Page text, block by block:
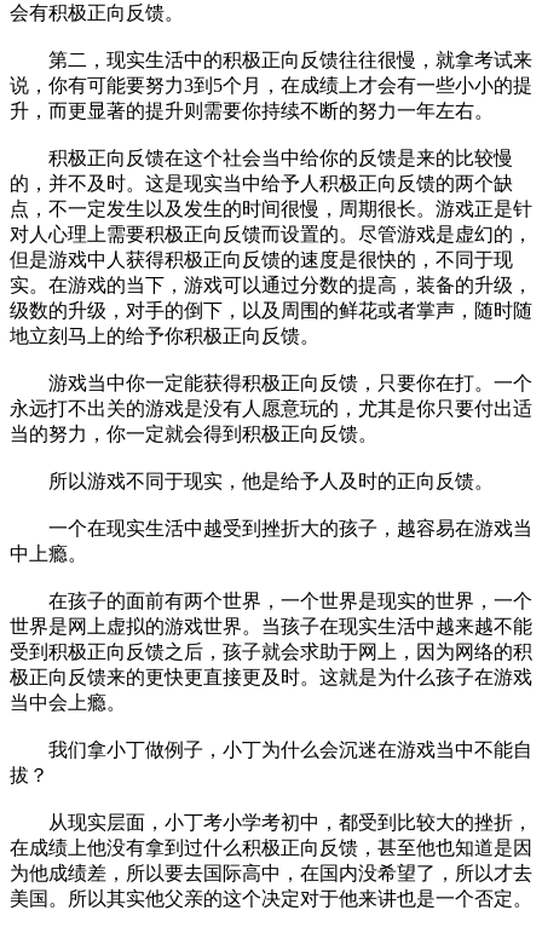
会有积极正向反馈。
第二，现实生活中的积极正向反馈往往很慢，就拿考试来
说，你有可能要努力3到5个月，在成绩上才会有一些小小的提
升，而更显著的提升则需要你持续不断的努力一年左右。
积极正向反馈在这个社会当中给你的反馈是来的比较慢
的，并不及时。这是现实当中给予人积极正向反馈的两个缺
点，不一定发生以及发生的时间很慢，周期很长。游戏正是针
对人心理上需要积极正向反馈而设置的。尽管游戏是虚幻的，
但是游戏中人获得积极正向反馈的速度是很快的，不同于现
实。在游戏的当下，游戏可以通过分数的提高，装备的升级，
级数的升级，对手的倒下，以及周围的鲜花或者掌声，随时随
地立刻马上的给予你积极正向反馈。
游戏当中你一定能获得积极正向反馈，只要你在打。一个
永远打不出关的游戏是没有人愿意玩的，尤其是你只要付出适
当的努力，你一定就会得到积极正向反馈。
所以游戏不同于现实，他是给予人及时的正向反馈。
一个在现实生活中越受到挫折大的孩子，越容易在游戏当
中上瘾。
在孩子的面前有两个世界，一个世界是现实的世界，一个
世界是网上虚拟的游戏世界。当孩子在现实生活中越来越不能
受到积极正向反馈之后，孩子就会求助于网上，因为网络的积
极正向反馈来的更快更直接更及时。这就是为什么孩子在游戏
当中会上瘾。
我们拿小丁做例子，小丁为什么会沉迷在游戏当中不能自
拔？
从现实层面，小丁考小学考初中，都受到比较大的挫折，
在成绩上他没有拿到过什么积极正向反馈，甚至他也知道是因
为他成绩差，所以要去国际高中，在国内没希望了，所以才去
美国。所以其实他父亲的这个决定对于他来讲也是一个否定。